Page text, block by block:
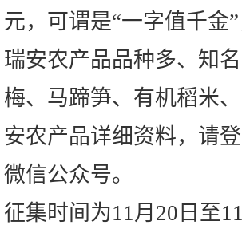
元，可谓是“一字值千金
瑞安农产品品种多、知
梅、马蹄笋、有机稻米
安农产品详细资料，请
微信公众号。
征集时间为11月20日至